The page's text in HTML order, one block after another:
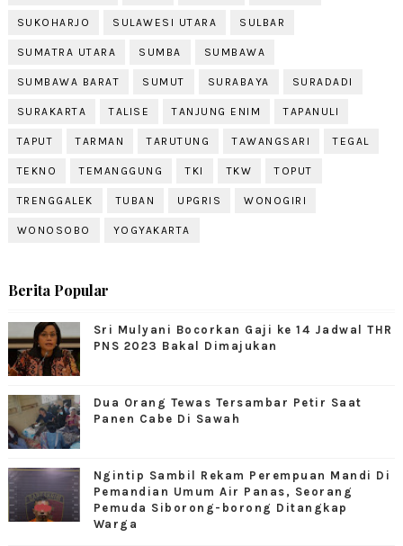
SUKOHARJO SULAWESI UTARA SULBAR
SUMATRA UTARA SUMBA SUMBAWA
SUMBAWA BARAT SUMUT SURABAYA SURADADI
SURAKARTA TALISE TANJUNG ENIM TAPANULI
TAPUT TARMAN TARUTUNG TAWANGSARI TEGAL
TEKNO TEMANGGUNG TKI TKW TOPUT
TRENGGALEK TUBAN UPGRIS WONOGIRI
WONOSOBO YOGYAKARTA
Berita Popular
Sri Mulyani Bocorkan Gaji ke 14 Jadwal THR
PNS 2023 Bakal Dimajukan
Dua Orang Tewas Tersambar Petir Saat
Panen Cabe Di Sawah
Ngintip Sambil Rekam Perempuan Mandi Di
Pemandian Umum Air Panas, Seorang
Pemuda Siborong-borong Ditangkap
Warga